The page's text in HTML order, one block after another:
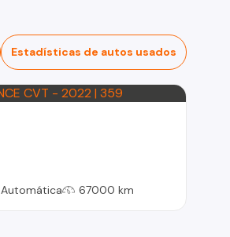
Estadísticas de autos usados
Automática 67000 km